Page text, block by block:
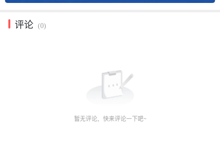
评论 (0)